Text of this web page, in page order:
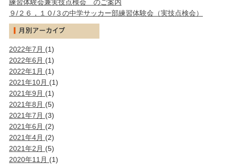
練習体験会兼実技点検会 のご案内
９/２６，１０/３の中学サッカー部練習体験会（実技点検会）
2022年7月 (1)
2022年6月 (1)
2022年1月 (1)
2021年10月 (1)
2021年9月 (1)
2021年8月 (5)
2021年7月 (3)
2021年6月 (2)
2021年4月 (2)
2021年2月 (5)
2020年11月 (1)